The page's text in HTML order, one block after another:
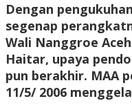
Dengan
segenap
Wali Nanggroe
Haitar, upaya
pun berakhir. MAA
11/5/ 2006